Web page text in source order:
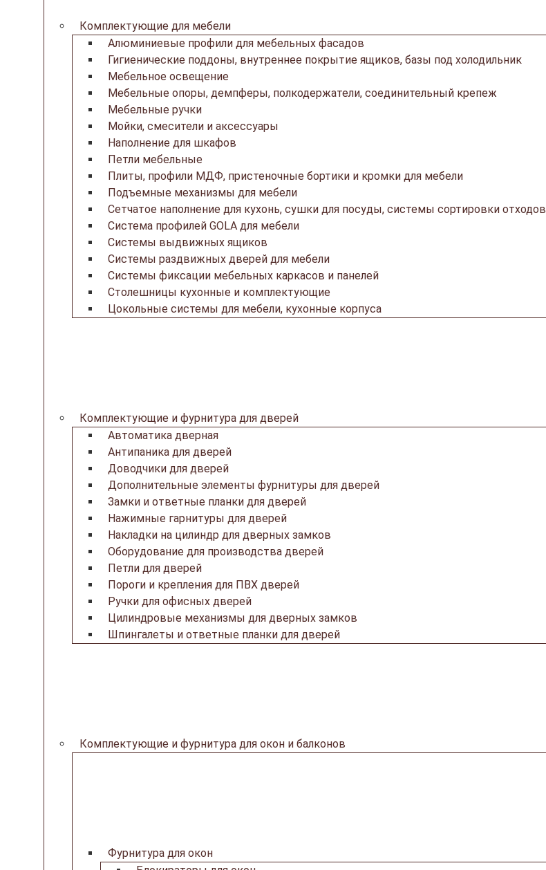
Комплектующие для мебели
Алюминиевые профили для мебельных фасадов
Гигиенические поддоны, внутреннее покрытие ящиков, базы под холодильник
Мебельное освещение
Мебельные опоры, демпферы, полкодержатели, соединительный крепеж
Мебельные ручки
Мойки, смесители и аксессуары
Наполнение для шкафов
Петли мебельные
Плиты, профили МДФ, пристеночные бортики и кромки для мебели
Подъемные механизмы для мебели
Сетчатое наполнение для кухонь, сушки для посуды, системы сортировки отходов
Система профилей GOLA для мебели
Системы выдвижных ящиков
Системы раздвижных дверей для мебели
Системы фиксации мебельных каркасов и панелей
Столешницы кухонные и комплектующие
Цокольные системы для мебели, кухонные корпуса
Комплектующие и фурнитура для дверей
Автоматика дверная
Антипаника для дверей
Доводчики для дверей
Дополнительные элементы фурнитуры для дверей
Замки и ответные планки для дверей
Нажимные гарнитуры для дверей
Накладки на цилиндр для дверных замков
Оборудование для производства дверей
Петли для дверей
Пороги и крепления для ПВХ дверей
Ручки для офисных дверей
Цилиндровые механизмы для дверных замков
Шпингалеты и ответные планки для дверей
Комплектующие и фурнитура для окон и балконов
Фурнитура для окон